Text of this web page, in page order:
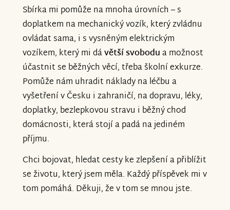
Sbírka mi pomůže na mnoha úrovních – s
doplatkem na mechanický vozík, který zvládnu
ovládat sama, i s vysněným elektrickým
vozíkem, který mi dávětší svobodua možnost
účastnit se běžných věcí, třeba školní exkurze.
Pomůže nám uhradit náklady na léčbu a
vyšetření v Česku i zahraničí, na dopravu, léky,
doplatky, bezlepkovou stravu i běžný chod
domácnosti, která stojí a padá na jediném
příjmu.
Chci bojovat, hledat cesty ke zlepšení a přiblížit
se životu, který jsem měla. Každý příspěvek mi v
tom pomáhá. Děkuji, že v tom se mnou jste.